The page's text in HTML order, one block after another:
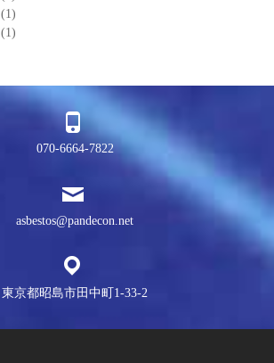
(1)
(1)
070-6664-7822
asbestos@pandecon.net
東京都昭島市田中町1-33-2